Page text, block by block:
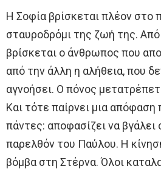
Η Σοφία βρίσκεται πλέον στο
σταυροδρόμι της ζωή της.
βρίσκεται ο άνθρωπος που
από την άλλη η αλήθεια, που
αγνοήσει. Ο πόνος
Και τότε παίρνει μια απόφαση
πάντες: αποφασίζει να
παρελθόν του Παύλου. Η
βόμβα στη Στέρνα. Όλοι